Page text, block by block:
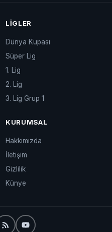
LIGLER
Dünya Kupası
Süper Lig
1. Lig
2. Lig
3. Lig Grup 1
KURUMSAL
Hakkımızda
İletişim
Gizlilik
Künye